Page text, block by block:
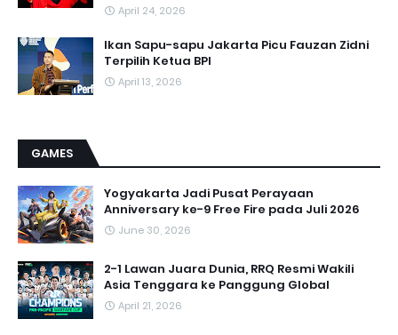
April 24, 2026
Ikan Sapu-sapu Jakarta Picu Fauzan Zidni
Terpilih Ketua BPI
April 13, 2026
GAMES
Yogyakarta Jadi Pusat Perayaan
Anniversary ke-9 Free Fire pada Juli 2026
June 30, 2026
2-1 Lawan Juara Dunia, RRQ Resmi Wakili
Asia Tenggara ke Panggung Global
April 21, 2026